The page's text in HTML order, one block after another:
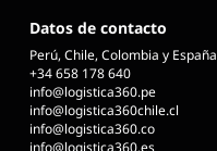
Datos de contacto
Perú, Chile, Colombia y España
+34 658 178 640
info@logistica360.pe
info@logistica360chile.cl
info@logistica360.co